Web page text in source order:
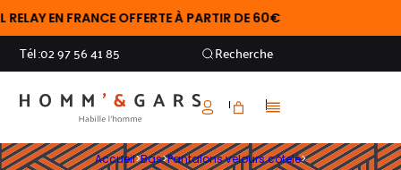
EN FRANCE OFFERTE À PARTIR DE 60€
Tél :02 97 56 41 85 Recherche
Accueil>Bas>Pantalons velours côtelé>